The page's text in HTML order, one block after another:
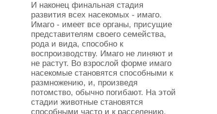
И наконец финальная стадия
развития всех насекомых - имаго.
Имаго - имеет все органы, присущие
представителям своего семейства,
рода и вида, способно к
воспроизводству. Имаго не линяют и
не растут. Во взрослой форме имаго
насекомые становятся способными к
размножению, и, произведя
потомство, обычно погибают. На этой
стадии животные становятся
способными часто и к расселению.